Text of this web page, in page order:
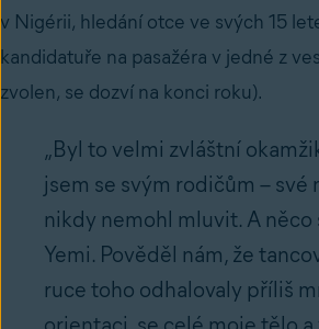
v Nigérii, hledání otce ve svých 15
kandidatuře na pasažéra v jedné z
zvolen, se dozví na konci roku).
„Byl to velmi zvláštní
jsem se svým rodičům –
nikdy nemohl mluvit. A něco
Yemi. Pověděl nám, že
ruce toho odhalovaly příliš